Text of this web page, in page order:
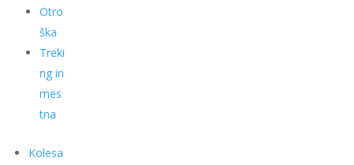
Otro
ška
Treki
ng in
mes
tna
Kolesa